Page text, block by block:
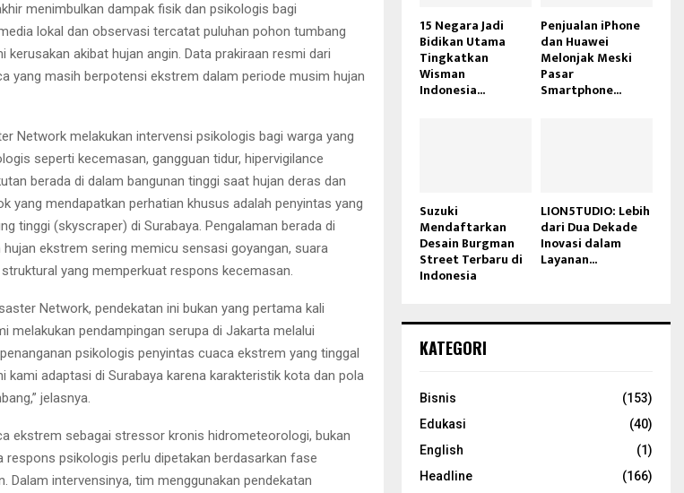
menimbulkan dampak fisik dan psikologis bagi
lokal dan observasi tercatat puluhan pohon tumbang
kerusakan akibat hujan angin. Data prakiraan resmi dari
yang masih berpotensi ekstrem dalam periode musim hujan
Network melakukan intervensi psikologis bagi warga yang
seperti kecemasan, gangguan tidur, hipervigilance
berada di dalam bangunan tinggi saat hujan deras dan
yang mendapatkan perhatian khusus adalah penyintas yang
tinggi (skyscraper) di Surabaya. Pengalaman berada di
ekstrem sering memicu sensasi goyangan, suara
yang memperkuat respons kecemasan.
Network, pendekatan ini bukan yang pertama kali
melakukan pendampingan serupa di Jakarta melalui
psikologis penyintas cuaca ekstrem yang tinggal
kami adaptasi di Surabaya karena karakteristik kota dan pola
jelasnya.
ekstrem sebagai stressor kronis hidrometeorologi, bukan
respons psikologis perlu dipetakan berdasarkan fase
Dalam intervensinya, tim menggunakan pendekatan
15 Negara Jadi
Bidikan Utama
Tingkatkan
Wisman
Indonesia...
Penjualan iPhone
dan Huawei
Melonjak Meski
Pasar
Smartphone...
Suzuki
Mendaftarkan
Desain Burgman
Street Terbaru di
Indonesia
LION5TUDIO: Lebih
dari Dua Dekade
Inovasi dalam
Layanan...
KATEGORI
Bisnis
(153)
Edukasi
(40)
English
(1)
Headline
(166)